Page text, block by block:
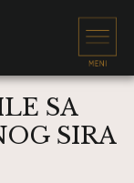
SA
SIRA